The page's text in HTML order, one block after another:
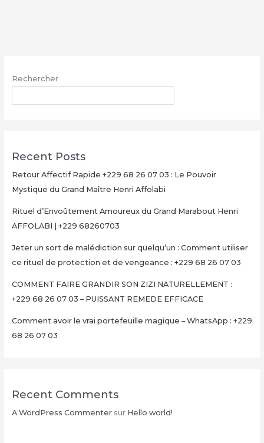
07
Valise
Rechercher
Recent Posts
Retour Affectif Rapide +229 68 26 07 03 : Le Pouvoir
Mystique du Grand Maître Henri Affolabi
Rituel d’Envoûtement Amoureux du Grand Marabout Henri
AFFOLABI | +229 68260703
Jeter un sort de malédiction sur quelqu’un : Comment utiliser
ce rituel de protection et de vengeance : +229 68 26 07 03
COMMENT FAIRE GRANDIR SON ZIZI NATURELLEMENT :
+229 68 26 07 03 – PUISSANT REMEDE EFFICACE
Comment avoir le vrai portefeuille magique – WhatsApp : +229
68 26 07 03
Recent Comments
A WordPress Commentersur Hello world!